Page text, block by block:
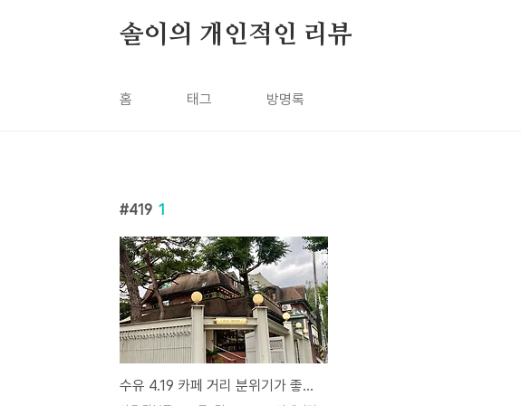
솔이의 개인적인 리뷰
홈 태그 방명록
419 1
수유 4.19 카페 거리 분위기가 좋은 카페추천! : 카페 멘디 (cafe mend.i)